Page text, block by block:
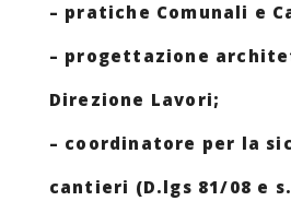
– pratiche Comunali e
– progettazione
Direzione Lavori;
– coordinatore per la
cantieri (D.lgs 81/08 e